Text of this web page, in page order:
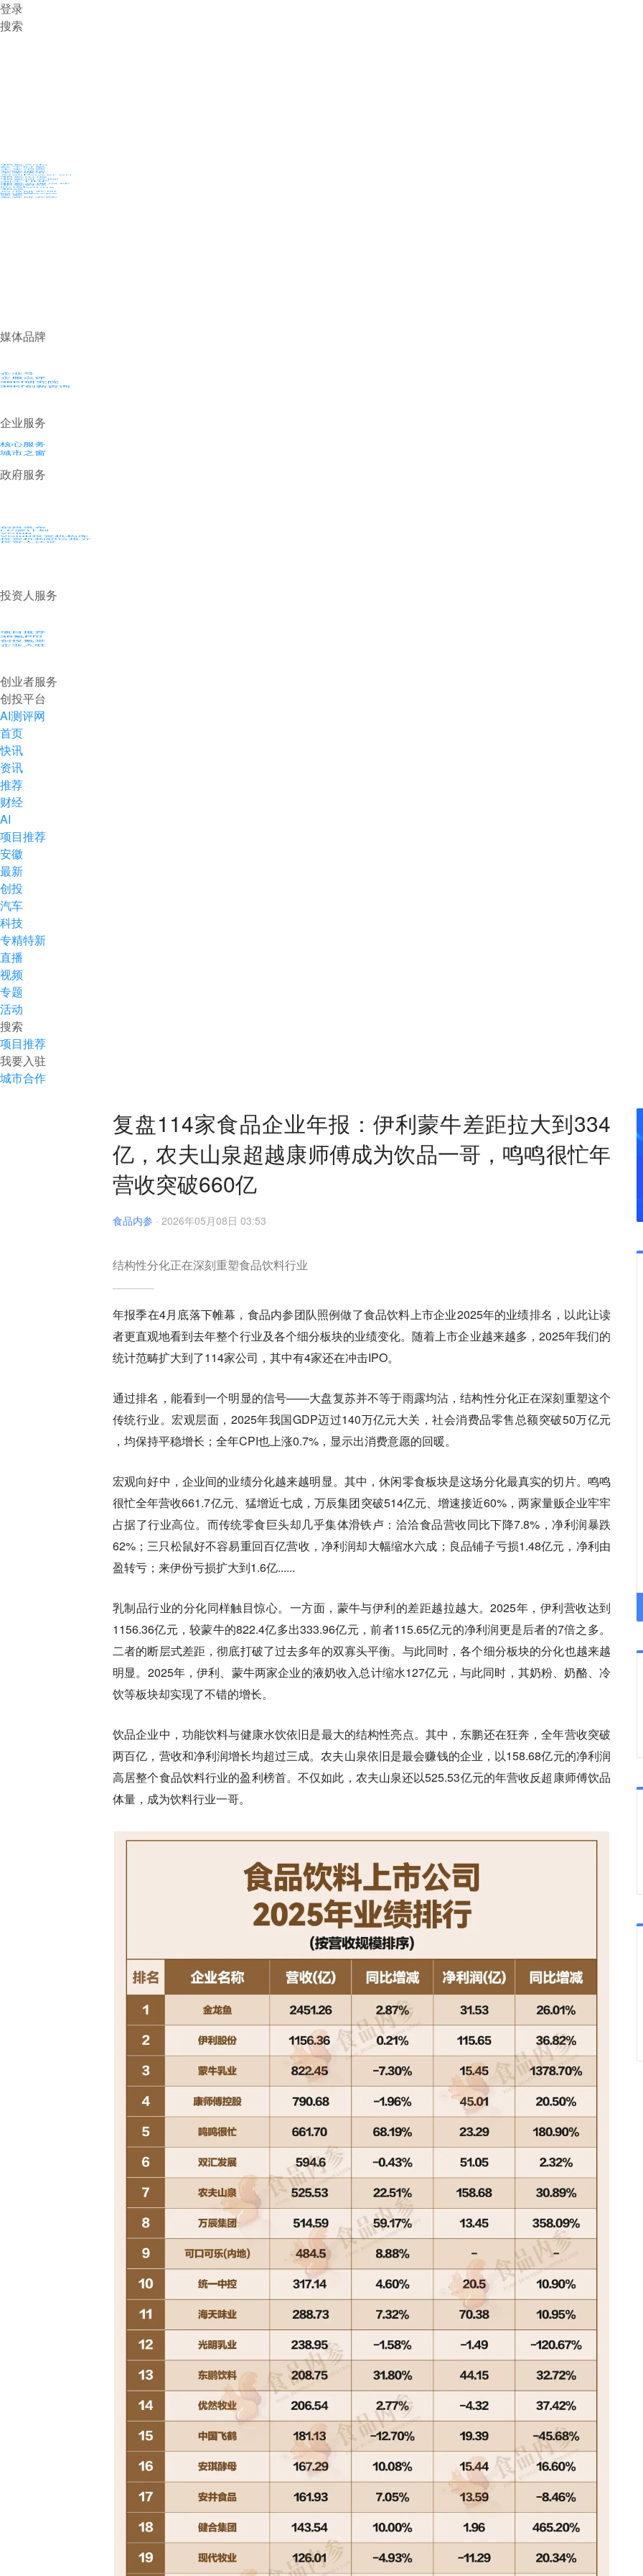
登录
搜索
36氪Auto
智能涌现
未来城市
启动Power on
36氪出海
潮生TIDE
36氪企服点评
36氪财经
职场bonus
36碳
暗涌Waves
硬氪
氪睿研究院
媒体品牌
企业号
企服点评
36Kr研究院
36Kr创新咨询
企业服务
核心服务
城市之窗
政府服务
创投发布
LP源计划
VClub
VClub投资机构库
投资机构职位推介
投资人认证
投资人服务
项目推荐
36氪Pro
创投氪堂
企业入驻
创业者服务
创投平台
AI测评网
首页
快讯
资讯
推荐
财经
AI
项目推荐
安徽
最新
创投
汽车
科技
专精特新
直播
视频
专题
活动
搜索
项目推荐
我要入驻
城市合作
复盘114家食品企业年报：伊利蒙牛差距拉大到334
亿，农夫山泉超越康师傅成为饮品一哥，鸣鸣很忙年
营收突破660亿
食品内参 · 2026年05月08日 03:53
结构性分化正在深刻重塑食品饮料行业
年报季在4月底落下帷幕，食品内参团队照例做了食品饮料上市企业2025年的业绩排名，以此让读
者更直观地看到去年整个行业及各个细分板块的业绩变化。随着上市企业越来越多，2025年我们的
统计范畴扩大到了114家公司，其中有4家还在冲击IPO。
通过排名，能看到一个明显的信号——大盘复苏并不等于雨露均沾，结构性分化正在深刻重塑这个
传统行业。宏观层面，2025年我国GDP迈过140万亿元大关，社会消费品零售总额突破50万亿元
，均保持平稳增长；全年CPI也上涨0.7%，显示出消费意愿的回暖。
宏观向好中，企业间的业绩分化越来越明显。其中，休闲零食板块是这场分化最真实的切片。鸣鸣
很忙全年营收661.7亿元、猛增近七成，万辰集团突破514亿元、增速接近60%，两家量贩企业牢牢
占据了行业高位。而传统零食巨头却几乎集体滑铁卢：洽洽食品营收同比下降7.8%，净利润暴跌
62%；三只松鼠好不容易重回百亿营收，净利润却大幅缩水六成；良品铺子亏损1.48亿元，净利由
盈转亏；来伊份亏损扩大到1.6亿......
乳制品行业的分化同样触目惊心。一方面，蒙牛与伊利的差距越拉越大。2025年，伊利营收达到
1156.36亿元，较蒙牛的822.4亿多出333.96亿元，前者115.65亿元的净利润更是后者的7倍之多。
二者的断层式差距，彻底打破了过去多年的双寡头平衡。与此同时，各个细分板块的分化也越来越
明显。2025年，伊利、蒙牛两家企业的液奶收入总计缩水127亿元，与此同时，其奶粉、奶酪、冷
饮等板块却实现了不错的增长。
饮品企业中，功能饮料与健康水饮依旧是最大的结构性亮点。其中，东鹏还在狂奔，全年营收突破
两百亿，营收和净利润增长均超过三成。农夫山泉依旧是最会赚钱的企业，以158.68亿元的净利润
高居整个食品饮料行业的盈利榜首。不仅如此，农夫山泉还以525.53亿元的年营收反超康师傅饮品
体量，成为饮料行业一哥。